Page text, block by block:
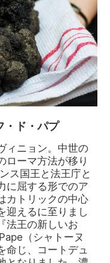
ド・パプ
ィニョン。中世の
ローマ方法が移り
ス国王と法王庁と
に屈する形でのア
カトリックの中心
迎えるに至りまし
法王の新しいお
（シャトーヌ
命じ、コートデュ